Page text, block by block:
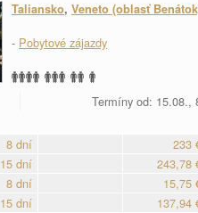
Taliansko, Veneto (oblasť
- Pobytové zájazdy
Termíny od: 15.08.,
8 dní 233
15 dní 243,78
8 dní 15,75
15 dní 137,94